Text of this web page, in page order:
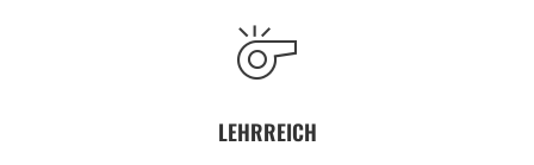
LEHRREICH